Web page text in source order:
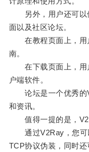
另外，用户还可以
面以及社区论坛。
在教程页面上，用
南。
在下载页面上，用
户端软件。
论坛是一个优秀的
和资讯。
值得一提的是，
通过V2Ray，您可
TCP协议伪装，同时还